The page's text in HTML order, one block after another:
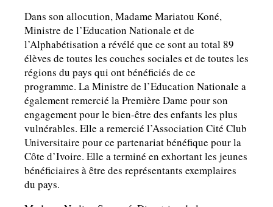
Dans son allocution, Madame Mariatou Koné,
Ministre de l’Education Nationale et de
l’Alphabétisation a révélé que ce sont au total 89
élèves de toutes les couches sociales et de toutes les
régions du pays qui ont bénéficiés de ce
programme. La Ministre de l’Education Nationale a
également remercié la Première Dame pour son
engagement pour le bien-être des enfants les plus
vulnérables. Elle a remercié l’Association Cité Club
Universitaire pour ce partenariat bénéfique pour la
Côte d’Ivoire. Elle a terminé en exhortant les jeunes
bénéficiaires à être des représentants exemplaires
du pays.